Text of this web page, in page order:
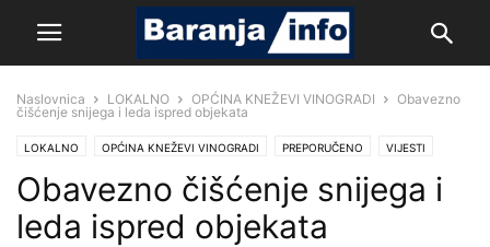
Naslovnica LOKALNO OPĆINA KNEŽEVI VINOGRADI
Obavezno
čišćenje snijega i leda ispred objekata
LOKALNO OPĆINA KNEŽEVI VINOGRADI PREPORUČENO VIJESTI
Obavezno čišćenje snijega i
leda ispred objekata